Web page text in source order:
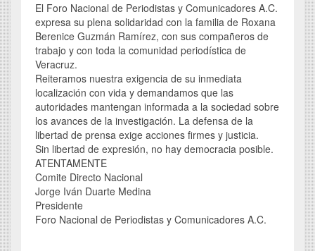
El Foro Nacional de Periodistas y Comunicadores A.C.
expresa su plena solidaridad con la familia de Roxana
Berenice Guzmán Ramírez, con sus compañeros de
trabajo y con toda la comunidad periodística de
Veracruz.
Reiteramos nuestra exigencia de su inmediata
localización con vida y demandamos que las
autoridades mantengan informada a la sociedad sobre
los avances de la investigación. La defensa de la
libertad de prensa exige acciones firmes y justicia.
Sin libertad de expresión, no hay democracia posible.
ATENTAMENTE
Comite Directo Nacional
Jorge Iván Duarte Medina
Presidente
Foro Nacional de Periodistas y Comunicadores A.C.